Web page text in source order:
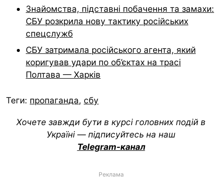
Знайомства, підставні побачення та замахи:
СБУ розкрила нову тактику російських
спецслужб
СБУ затримала російського агента, який
коригував удари по об’єктах на трасі
Полтава — Харків
Теги: пропаганда, сбу
Хочете завжди бути в курсі головних подій в
Україні — підписуйтесь на наш
Telegram-канал
Реклама